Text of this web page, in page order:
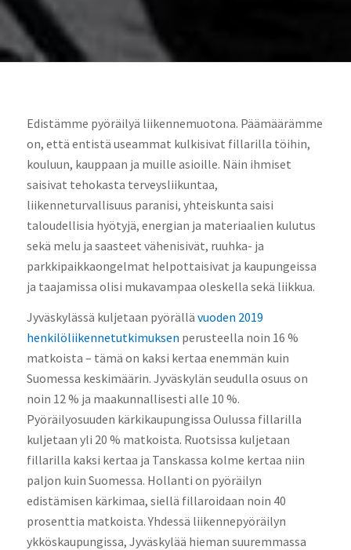
Edistämme pyöräilyä liikennemuotona. Päämäärämme
on, että entistä useammat kulkisivat fillarilla töihin,
kouluun, kauppaan ja muille asioille. Näin ihmiset
saisivat tehokasta terveysliikuntaa,
liikenneturvallisuus paranisi, yhteiskunta saisi
taloudellisia hyötyjä, energian ja materiaalien kulutus
sekä melu ja saasteet vähenisivät, ruuhka- ja
parkkipaikkaongelmat helpottaisivat ja kaupungeissa
ja taajamissa olisi mukavampaa oleskella sekä liikkua.
Jyväskylässä kuljetaan pyörällä vuoden 2019
henkilöliikennetutkimuksen perusteella noin 16 %
matkoista – tämä on kaksi kertaa enemmän kuin
Suomessa keskimäärin. Jyväskylän seudulla osuus on
noin 12 % ja maakunnallisesti alle 10 %.
Pyöräilyosuuden kärkikaupungissa Oulussa fillarilla
kuljetaan yli 20 % matkoista. Ruotsissa kuljetaan
fillarilla kaksi kertaa ja Tanskassa kolme kertaa niin
paljon kuin Suomessa. Hollanti on pyöräilyn
edistämisen kärkimaa, siellä fillaroidaan noin 40
prosenttia matkoista. Yhdessä liikennepyöräilyn
ykköskaupungissa, Jyväskylää hieman suuremmassa